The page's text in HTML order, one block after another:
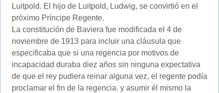
Luitpold. El hijo de Luitpold, Ludwig, se convirtió en el
próximo Príncipe Regente.
La constitución de Baviera fue modificada el 4 de
noviembre de 1913 para incluir una cláusula que
especificaba que si una regencia por motivos de
incapacidad duraba diez años sin ninguna expectativa
de que el rey pudiera reinar alguna vez, el regente podía
proclamar el fin de la regencia. y asumir él mismo la